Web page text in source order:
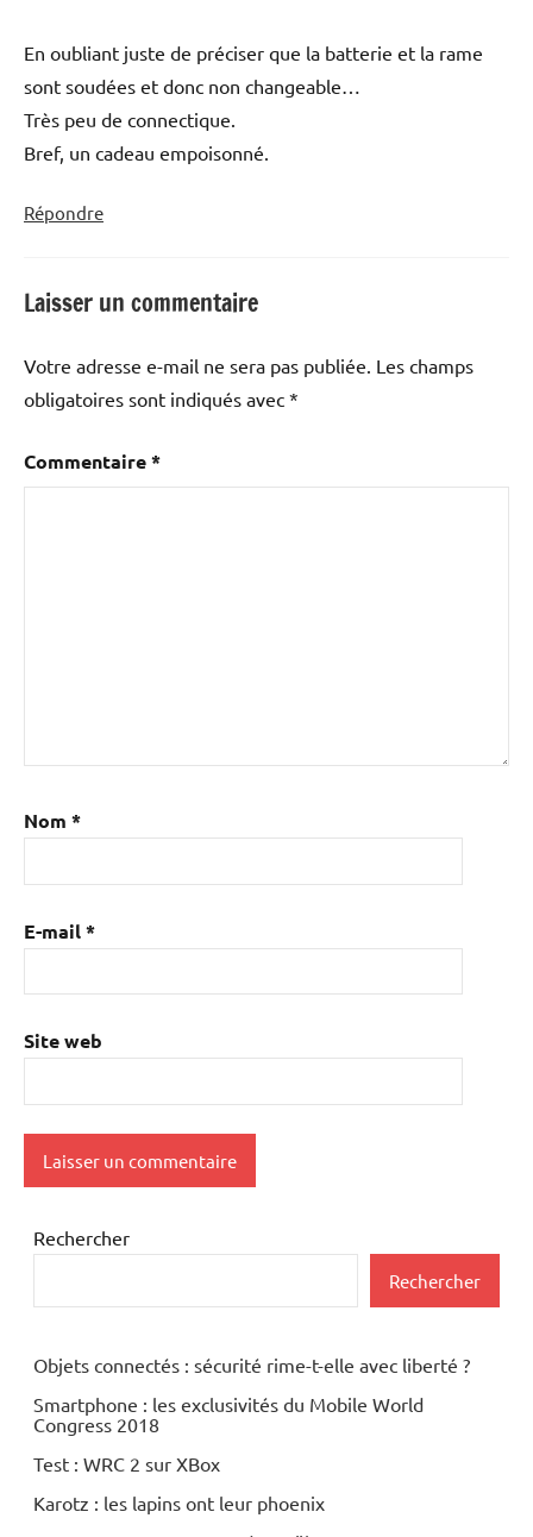
En oubliant juste de préciser que la batterie et la rame
sont soudées et donc non changeable…
Très peu de connectique.
Bref, un cadeau empoisonné.
Répondre
Laisser un commentaire
Votre adresse e-mail ne sera pas publiée. Les champs
obligatoires sont indiqués avec *
Commentaire*
Nom *
E-mail*
Site web
Rechercher
Rechercher
Objets connectés : sécurité rime-t-elle avec liberté ?
Smartphone : les exclusivités du Mobile World
Congress 2018
Test : WRC 2 sur XBox
Karotz : les lapins ont leur phoenix